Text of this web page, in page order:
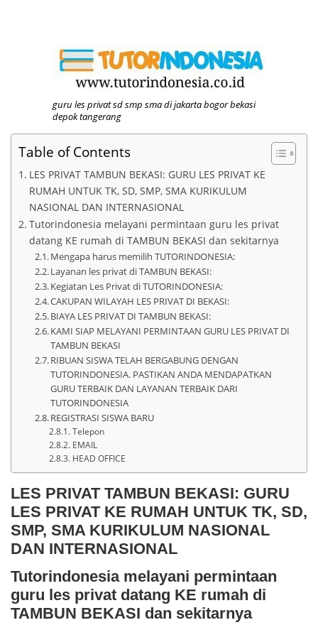
guru les privat sd smp sma di jakarta bogor bekasi
depok tangerang
Table of Contents
LES PRIVAT TAMBUN BEKASI: GURU LES PRIVAT KE
RUMAH UNTUK TK, SD, SMP, SMA KURIKULUM
NASIONAL DAN INTERNASIONAL
Tutorindonesia melayani permintaan guru les privat
datang KE rumah di TAMBUN BEKASI dan sekitarnya
Mengapa harus memilih TUTORINDONESIA:
Layanan les privat di TAMBUN BEKASI:
Kegiatan Les Privat di TUTORINDONESIA:
CAKUPAN WILAYAH LES PRIVAT DI BEKASI:
BIAYA LES PRIVAT DI TAMBUN BEKASI:
KAMI SIAP MELAYANI PERMINTAAN GURU LES PRIVAT DI
TAMBUN BEKASI
RIBUAN SISWA TELAH BERGABUNG DENGAN
TUTORINDONESIA. PASTIKAN ANDA MENDAPATKAN
GURU TERBAIK DAN LAYANAN TERBAIK DARI
TUTORINDONESIA
REGISTRASI SISWA BARU
Telepon
EMAIL
HEAD OFFICE
LES PRIVAT TAMBUN BEKASI: GURU
LES PRIVAT KE RUMAH UNTUK TK, SD,
SMP, SMA KURIKULUM NASIONAL
DAN INTERNASIONAL
Tutorindonesia melayani permintaan
guru les privat datang KE rumah di
TAMBUN BEKASI dan sekitarnya